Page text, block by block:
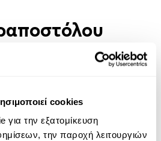
cookies
για την εξατομίκευση
την παροχή λειτουργιών